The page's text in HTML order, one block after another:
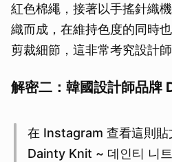
紅色棉繩，接著以手搖針織
織而成，在維持色度的同時
剪裁細節，這非常考究設計師
解密二：韓國設計師品牌
在 Instagram 查看這則貼
Dainty Knit ~ 데인티 니